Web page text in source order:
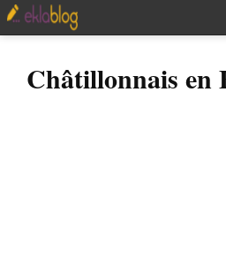
Châtillonnais en